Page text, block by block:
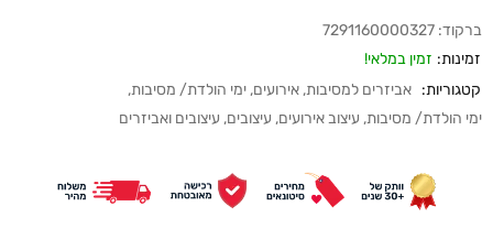
ברקוד: 7291160000327
זמינות: זמין במלאי!
קטגוריות: אביזרים למסיבות, אירועים, ימי הולדת/ מסיבות,
ימי הולדת/ מסיבות, עיצוב אירועים, עיצובים, עיצובים ואביזרים